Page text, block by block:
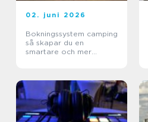
02. juni 2026
Bokningssystem camping
så skapar du en
smartare och mer